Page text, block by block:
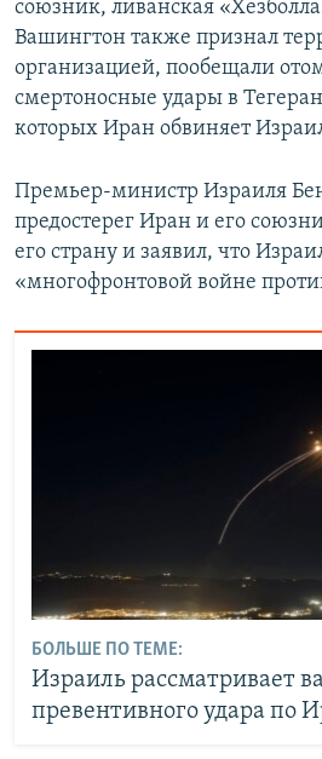
союзник, ливанская
Вашингтон также признал
организацией, пообещали
смертоносные удары в
которых Иран обвиняет
Премьер-министр Израиля
предостерег Иран и его
его страну и заявил, что
«многофронтовой войне
БОЛЬШЕ ПО ТЕМЕ:
Израиль рассматривает
превентивного удара по